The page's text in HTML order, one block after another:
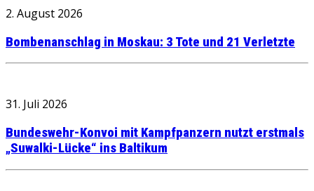
2. August 2026
Bombenanschlag in Moskau: 3 Tote und 21 Verletzte
31. Juli 2026
Bundeswehr-Konvoi mit Kampfpanzern nutzt erstmals
„Suwalki-Lücke“ ins Baltikum